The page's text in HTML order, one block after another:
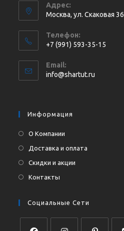
Адрес:
Москва, ул. Cкаковая 36
Телефон:
+7 (991) 593-35-15
в
вашем
Email:
info@shartut.ru
Информация
О Компании
Доставка и оплата
Скидки и акции
Контакты
Социальные Сети